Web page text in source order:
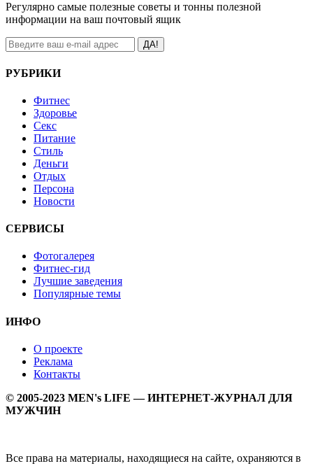
Регулярно самые полезные советы и тонны полезной
информации на ваш почтовый ящик
ДА!
РУБРИКИ
Фитнес
Здоровье
Секс
Питание
Стиль
Деньги
Отдых
Персона
Новости
СЕРВИСЫ
Фотогалерея
Фитнес-гид
Лучшие заведения
Популярные темы
ИНФО
О проекте
Реклама
Контакты
© 2005-2023 MEN's LIFE — ИНТЕРНЕТ-ЖУРНАЛ ДЛЯ
МУЖЧИН
Все права на материалы, находящиеся на сайте, охраняются в